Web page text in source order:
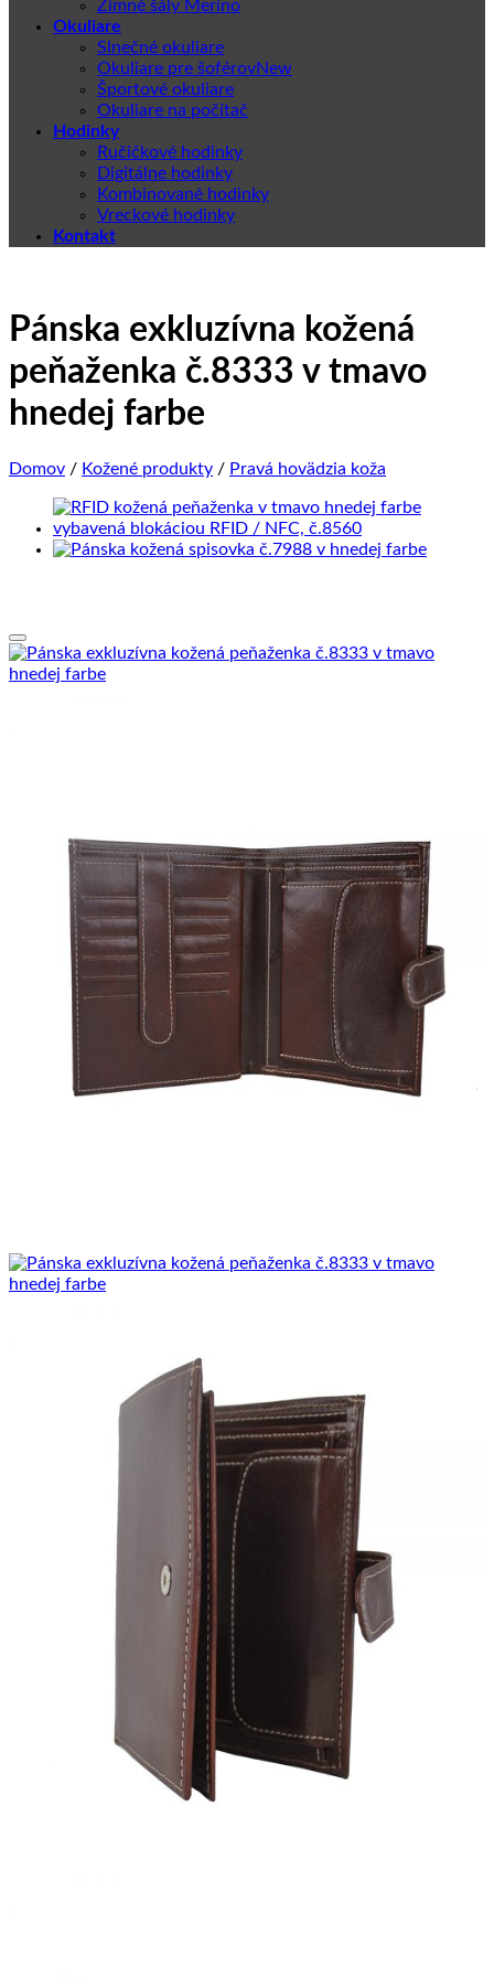
Zimné šály Merino
Okuliare
Slnečné okuliare
Okuliare pre šoférov
Športové okuliare
Okuliare na počítač
Hodinky
Ručičkové hodinky
Digitálne hodinky
Kombinované hodinky
Vreckové hodinky
Kontakt
Pánska exkluzívna kožená
peňaženka č.8333 v tmavo
hnedej farbe
Domov / Kožené produkty / Pravá hovädzia koža